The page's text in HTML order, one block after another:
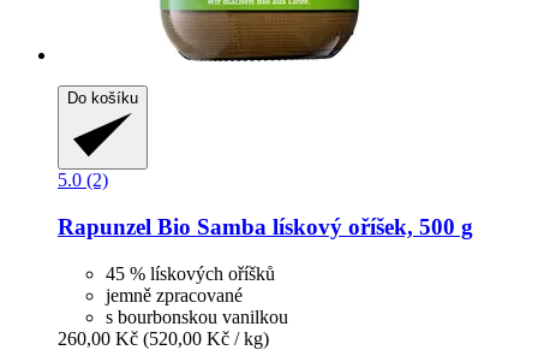
Do košíku
5.0 (2)
Rapunzel Bio Samba lískový oříšek, 500 g
45 % lískových oříšků
jemně zpracované
s bourbonskou vanilkou
260,00 Kč (520,00 Kč / kg)